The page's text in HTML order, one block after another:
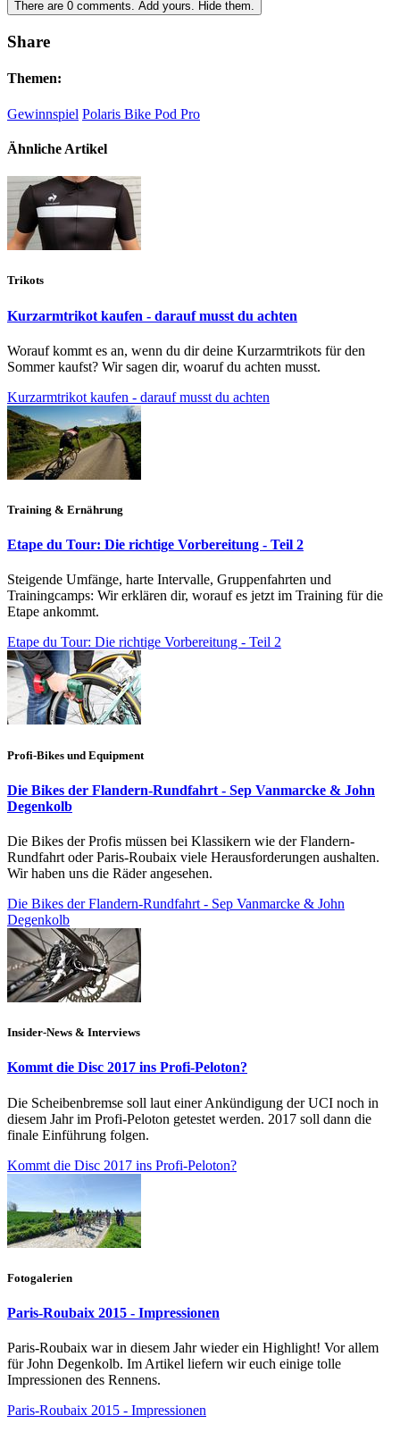
There are 0 comments. Add yours. Hide them.
Share
Themen:
Gewinnspiel Polaris Bike Pod Pro
Ähnliche Artikel
Trikots
Kurzarmtrikot kaufen - darauf musst du achten
Worauf kommt es an, wenn du dir deine Kurzarmtrikots für den
Sommer kaufst? Wir sagen dir, woaruf du achten musst.
Kurzarmtrikot kaufen - darauf musst du achten
Training & Ernährung
Etape du Tour: Die richtige Vorbereitung - Teil 2
Steigende Umfänge, harte Intervalle, Gruppenfahrten und
Trainingcamps: Wir erklären dir, worauf es jetzt im Training für die
Etape ankommt.
Etape du Tour: Die richtige Vorbereitung - Teil 2
Profi-Bikes und Equipment
Die Bikes der Flandern-Rundfahrt - Sep Vanmarcke & John
Degenkolb
Die Bikes der Profis müssen bei Klassikern wie der Flandern-
Rundfahrt oder Paris-Roubaix viele Herausforderungen aushalten.
Wir haben uns die Räder angesehen.
Die Bikes der Flandern-Rundfahrt - Sep Vanmarcke & John
Degenkolb
Insider-News & Interviews
Kommt die Disc 2017 ins Profi-Peloton?
Die Scheibenbremse soll laut einer Ankündigung der UCI noch in
diesem Jahr im Profi-Peloton getestet werden. 2017 soll dann die
finale Einführung folgen.
Kommt die Disc 2017 ins Profi-Peloton?
Fotogalerien
Paris-Roubaix 2015 - Impressionen
Paris-Roubaix war in diesem Jahr wieder ein Highlight! Vor allem
für John Degenkolb. Im Artikel liefern wir euch einige tolle
Impressionen des Rennens.
Paris-Roubaix 2015 - Impressionen